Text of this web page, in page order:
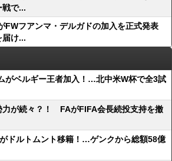
で...
FWフアンマ・デルガドの加入を正式発表
届け...
がベルギー王者加入！…北中米W杯で全3試
力が続々？！ FAがFIFA会長続投支持を撤
ドルトムント移籍！…ゲンクから総額58億